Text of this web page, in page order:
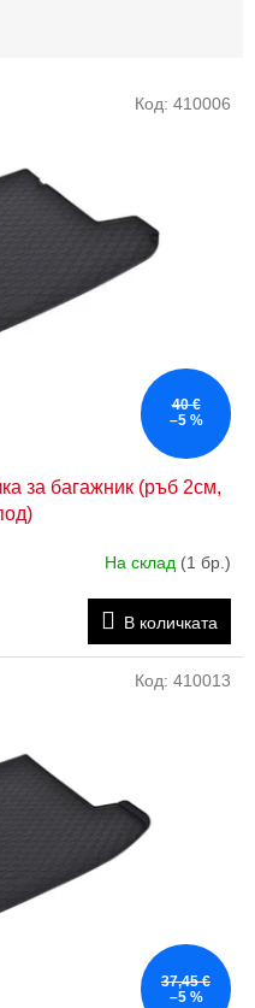
40 €
–5 %
за багажник (ръб 2см,
На склад (1 бр.)
В количката
Код: 410006
37,45 €
–5 %
Код: 410013